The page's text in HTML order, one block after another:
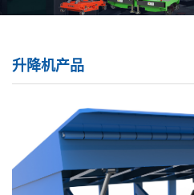
升降机产品